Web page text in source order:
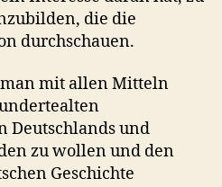
die die
durchschauen.
mit allen Mitteln
Deutschlands und
zu wollen und den
Geschichte